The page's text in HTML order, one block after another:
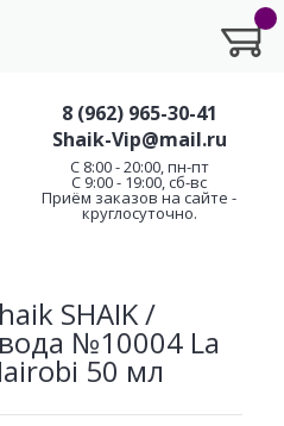
8 (962) 965-30-41
Shaik-Vip@mail.ru
C 8:00 - 20:00, пн-пт
С 9:00 - 19:00, сб-вс
Приём заказов на сайте -
круглосуточно.
SHAIK /
№10004 La
50 мл